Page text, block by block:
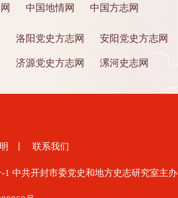
中国地情网 中国方志网
洛阳党史方志网 安阳党史方志网
济源党史方志网 漯河史志网
联系我们
1 中共开封市委党史和地方史志研究室主办